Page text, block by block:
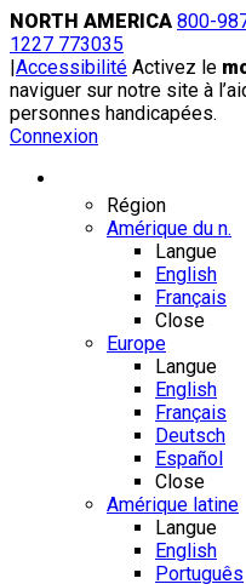
Skip
to
content
NORTH AMERICA 800-
1227 773035
|Accessibilité Activez le
naviguer sur notre site à
personnes handicapées.
Connexion
Région
Amérique du n.
Langue
English
Français
Close
Europe
Langue
English
Français
Deutsch
Español
Close
Amérique latine
Langue
English
Português